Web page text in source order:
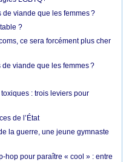
viande que les femmes ?
?
ce sera forcément plus cher
viande que les femmes ?
: trois leviers pour
de l’État
la guerre, une jeune gymnaste
hop pour paraître « cool » : entre